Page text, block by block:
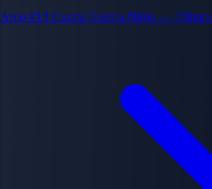
Arco #13 Cuarta Guerra Ninja — Clímax